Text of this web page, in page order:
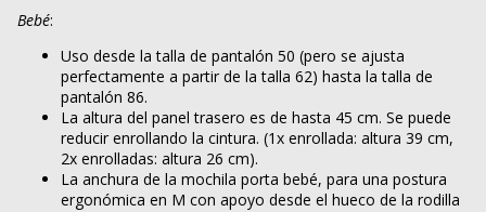
Bebé:
Uso desde la talla de pantalón 50 (pero se ajusta
perfectamente a partir de la talla 62) hasta la talla de
pantalón 86.
La altura del panel trasero es de hasta 45 cm. Se puede
reducir enrollando la cintura. (1x enrollada: altura 39 cm,
2x enrolladas: altura 26 cm).
La anchura de la mochila porta bebé, para una postura
ergonómica en M con apoyo desde el hueco de la rodilla